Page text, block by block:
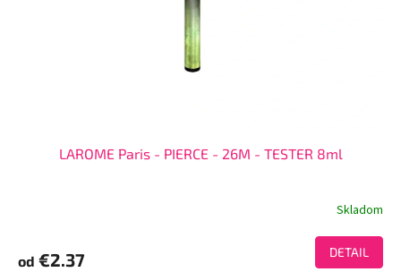
LAROME Paris - PIERCE - 26M - TESTER 8ml
Skladom
od €2.37 DETAIL